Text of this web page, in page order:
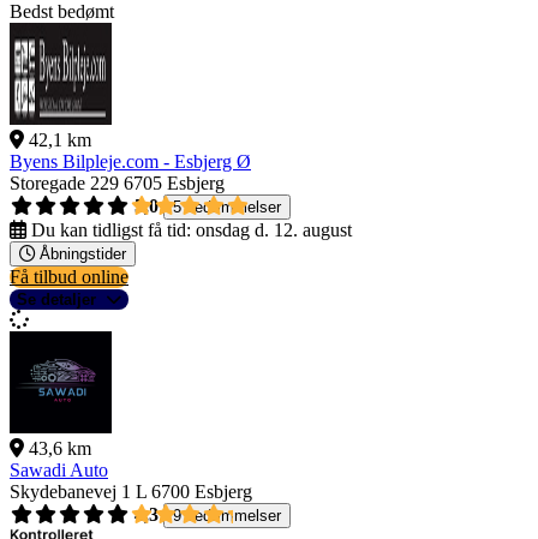
Bedst bedømt
42,1 km
Byens Bilpleje.com - Esbjerg Ø
Storegade 229 6705 Esbjerg
5,0
5 bedømmelser
Du kan tidligst få tid: onsdag d. 12. august
Åbningstider
Få tilbud online
Se detaljer
43,6 km
Sawadi Auto
Skydebanevej 1 L 6700 Esbjerg
4,3
9 bedømmelser